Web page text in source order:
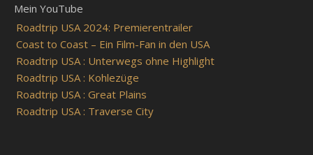
Mein YouTube
Roadtrip USA 2024: Premierentrailer
Coast to Coast – Ein Film-Fan in den USA
Roadtrip USA : Unterwegs ohne Highlight
Roadtrip USA : Kohlezüge
Roadtrip USA : Great Plains
Roadtrip USA : Traverse City